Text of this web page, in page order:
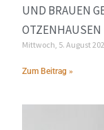
UND BRAUEN
OTZENHAUSEN
Mittwoch, 5. August
Zum Beitrag »